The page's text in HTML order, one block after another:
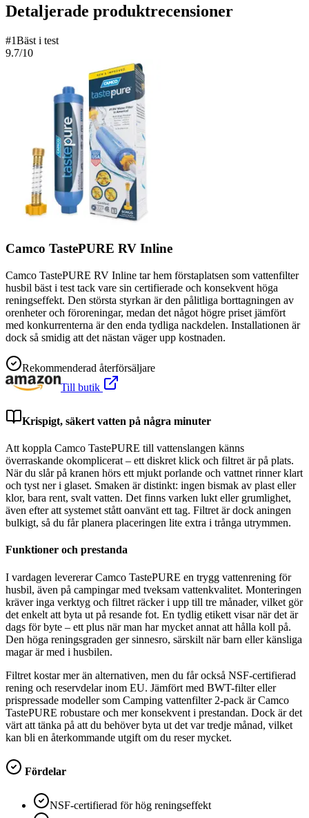
Detaljerade produktrecensioner
#1Bäst i test
9.7/10
Camco TastePURE RV Inline
Camco TastePURE RV Inline tar hem förstaplatsen som vattenfilter
husbil bäst i test tack vare sin certifierade och konsekvent höga
reningseffekt. Den största styrkan är den pålitliga borttagningen av
orenheter och föroreningar, medan det något högre priset jämfört
med konkurrenterna är den enda tydliga nackdelen. Installationen är
dock så smidig att det nästan väger upp kostnaden.
Rekommenderad återförsäljare
Till butik
Krispigt, säkert vatten på några minuter
Att koppla Camco TastePURE till vattenslangen känns
överraskande okomplicerat – ett diskret klick och filtret är på plats.
När du slår på kranen hörs ett mjukt porlande och vattnet rinner klart
och tyst ner i glaset. Smaken är distinkt: ingen bismak av plast eller
klor, bara rent, svalt vatten. Det finns varken lukt eller grumlighet,
även efter att systemet stått oanvänt ett tag. Filtret är dock aningen
bulkigt, så du får planera placeringen lite extra i trånga utrymmen.
Funktioner och prestanda
I vardagen levererar Camco TastePURE en trygg vattenrening för
husbil, även på campingar med tveksam vattenkvalitet. Monteringen
kräver inga verktyg och filtret räcker i upp till tre månader, vilket gör
det enkelt att byta ut på resande fot. En tydlig etikett visar när det är
dags för byte – ett plus när man har mycket annat att hålla koll på.
Den höga reningsgraden ger sinnesro, särskilt när barn eller känsliga
magar är med i husbilen.
Filtret kostar mer än alternativen, men du får också NSF-certifierad
rening och reservdelar inom EU. Jämfört med BWT-filter eller
prispressade modeller som Camping vattenfilter 2-pack är Camco
TastePURE robustare och mer konsekvent i prestandan. Dock är det
värt att tänka på att du behöver byta ut det var tredje månad, vilket
kan bli en återkommande utgift om du reser mycket.
Fördelar
NSF-certifierad för hög reningseffekt